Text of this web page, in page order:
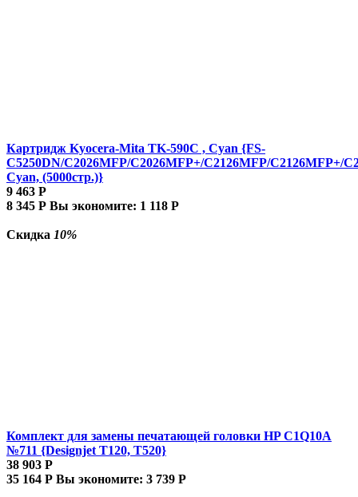
Картридж Kyocera-Mita TK-590C , Cyan {FS-
C5250DN/C2026MFP/C2026MFP+/C2126MFP/C2126MFP+/
Cyan, (5000стр.)}
9 463 Р
8 345 Р Вы экономите: 1 118 Р
Скидка 10%
Комплект для замены печатающей головки HP C1Q10A
№711 {Designjet T120, T520}
38 903 Р
35 164 Р Вы экономите: 3 739 Р